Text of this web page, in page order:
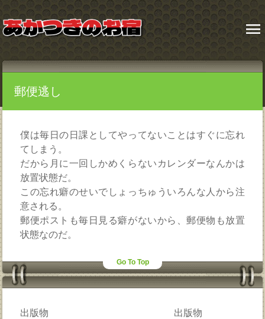
menu
郵便逃し
僕は毎日の日課としてやってないことはすぐに忘れ
てしまう。
だから月に一回しかめくらないカレンダーなんかは
放置状態だ。
この忘れ癖のせいでしょっちゅういろんな人から注
意される。
郵便ポストも毎日見る癖がないから、郵便物も放置
状態なのだ。
Go To Top
出版物 出版物